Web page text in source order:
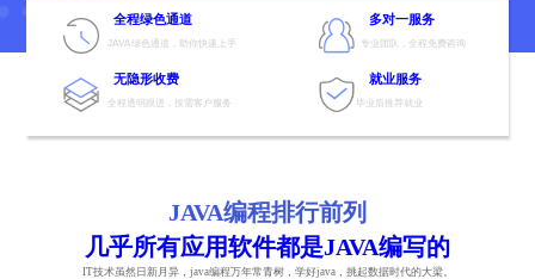
全程绿色通道
JAVA绿色通道，助你快速上手
无隐形收费
全程透明跟进，按需客户服务
多对一服务
专业团队，全程免费咨询
就业服务
毕业后推荐就业
JAVA编程排行前列
几乎所有应用软件都是JAVA编写的
IT技术虽然日新月异，java编程万年常青树，学好java，挑起数据时代的大梁。